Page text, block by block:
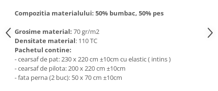
Compozitia materialului: 50% bumbac, 50% pes
Grosime material: 70 gr/m2
Densitate material: 110 TC
Pachetul contine:
- cearsaf de pat: 230 x 220 cm ±10cm cu elastic ( intins )
- cearsaf de pilota: 200 x 220 cm ±10cm
- fata perna (2 buc): 50 x 70 cm ±10cm